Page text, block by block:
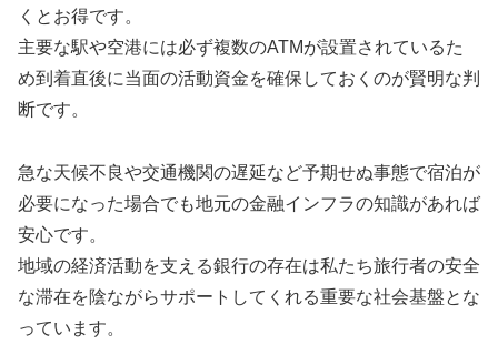
くとお得です。
主要な駅や空港には必ず複数のATMが設置されているた
め到着直後に当面の活動資金を確保しておくのが賢明な判
断です。
急な天候不良や交通機関の遅延など予期せぬ事態で宿泊が
必要になった場合でも地元の金融インフラの知識があれば
安心です。
地域の経済活動を支える銀行の存在は私たち旅行者の安全
な滞在を陰ながらサポートしてくれる重要な社会基盤とな
っています。